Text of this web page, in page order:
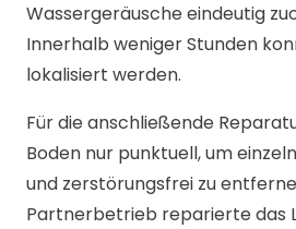
Wassergeräusche eindeutig
Innerhalb weniger Stunden
lokalisiert werden.
Für die anschließende
Boden nur punktuell, um
und zerstörungsfrei zu
Partnerbetrieb reparierte das